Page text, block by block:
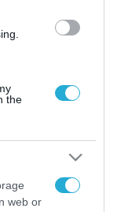
the
web or